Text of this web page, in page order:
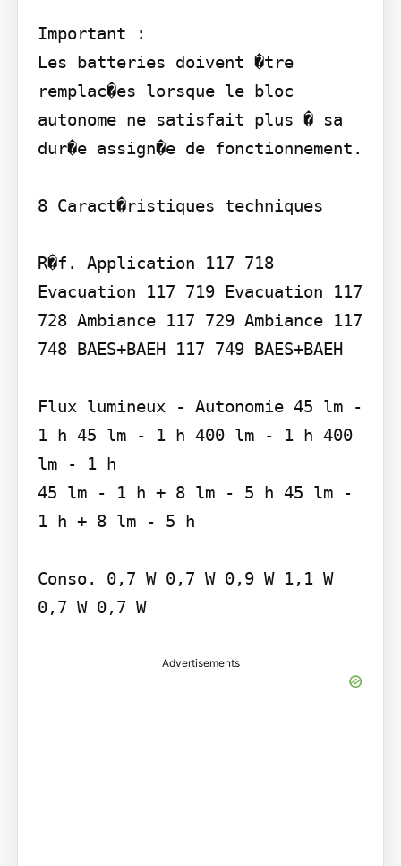
Important :
Les batteries doivent �tre
remplac�es lorsque le bloc
autonome ne satisfait plus � sa
dur�e assign�e de fonctionnement.
8 Caract�ristiques techniques
R�f. Application 117 718
Evacuation 117 719 Evacuation 117
728 Ambiance 117 729 Ambiance 117
748 BAES+BAEH 117 749 BAES+BAEH
Flux lumineux - Autonomie 45 lm -
1 h 45 lm - 1 h 400 lm - 1 h 400
lm - 1 h
45 lm - 1 h + 8 lm - 5 h 45 lm -
1 h + 8 lm - 5 h
Conso. 0,7 W 0,7 W 0,9 W 1,1 W
0,7 W 0,7 W
Advertisements